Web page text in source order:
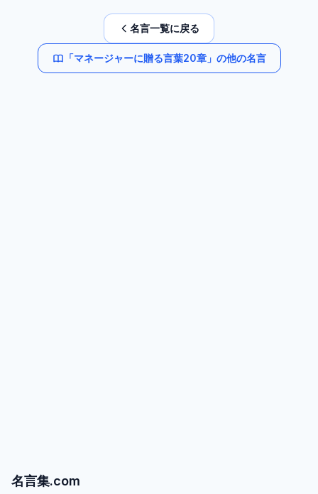
名言一覧に戻る
「マネージャーに贈る言葉20章」の他の名言
名言集.com